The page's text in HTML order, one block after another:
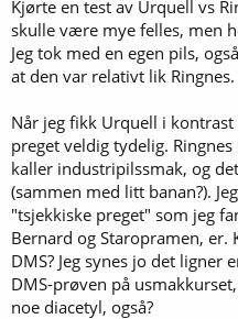
Kjørte en test av Urquell vs
skulle være mye felles, men
Jeg tok med en egen pils,
at den var relativt lik Ringnes.
Når jeg fikk Urquell i
preget veldig tydelig.
kaller industripilssmak, og
(sammen med litt banan?).
"tsjekkiske preget" som jeg
Bernard og Staropramen, er.
DMS? Jeg synes jo det ligner
DMS-prøven på
noe diacetyl, også?